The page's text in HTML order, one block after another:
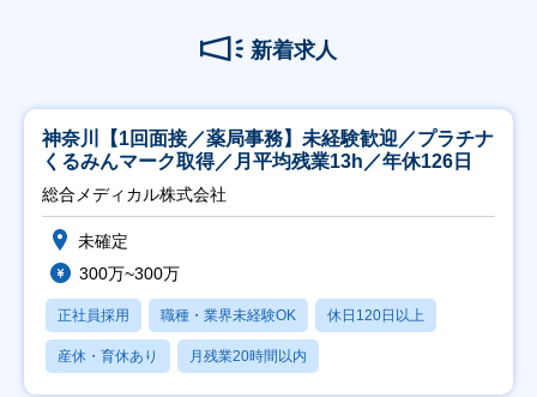
新着求人
神奈川【1回面接／薬局事務】未経験歓迎／プラチナ
くるみんマーク取得／月平均残業13h／年休126日
総合メディカル株式会社
未確定
300万~300万
正社員採用 職種・業界未経験OK 休日120日以上
産休・育休あり 月残業20時間以内